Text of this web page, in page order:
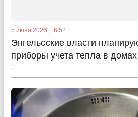
5 июня 2026, 16:52
Энгельсские власти
приборы учета тепла в